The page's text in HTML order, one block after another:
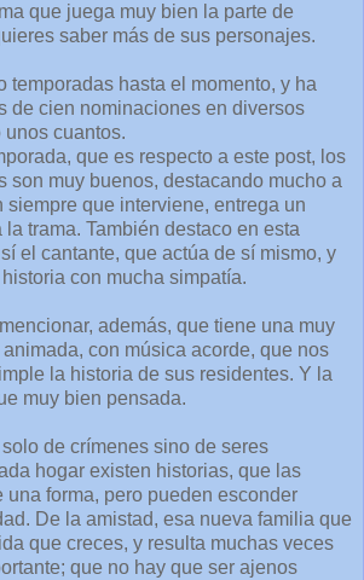
que juega muy bien la parte de
saber más de sus personajes.
temporadas hasta el momento, y ha
de cien nominaciones en diversos
cuantos.
que es respecto a este post, los
son muy buenos, destacando mucho a
siempre que interviene, entrega un
trama. También destaco en esta
el cantante, que actúa de sí mismo, y
con mucha simpatía.
además, que tiene una muy
con música acorde, que nos
la historia de sus residentes. Y la
muy bien pensada.
de crímenes sino de seres
hogar existen historias, que las
una forma, pero pueden esconder
De la amistad, esa nueva familia que
que creces, y resulta muchas veces
que no hay que ser ajenos